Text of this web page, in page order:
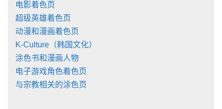
电影着色页
超级英雄着色页
动漫和漫画着色页
K-Culture（韩国文化）
涂色书和漫画人物
电子游戏角色着色页
与宗教相关的涂色页